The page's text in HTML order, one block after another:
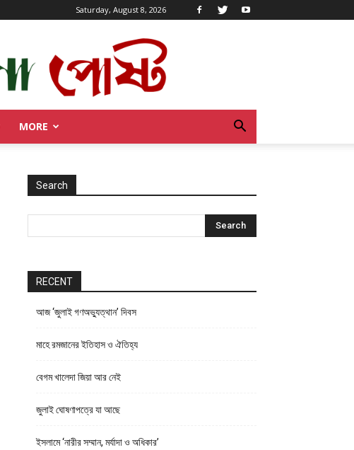
Saturday, August 8, 2026
MORE
Search
RECENT
আজ ‘জুলাই গণঅভ্যুত্থান’ দিবস
মাহে রমজানের ইতিহাস ও ঐতিহ্য
বেগম খালেদা জিয়া আর নেই
জুলাই ঘোষণাপত্রে যা আছে
ইসলামে ‘নারীর সম্মান, মর্যাদা ও অধিকার’